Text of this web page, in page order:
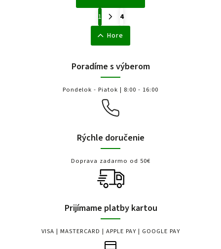
1
4
Hore
Poradíme s výberom
Pondelok - Piatok | 8:00 - 16:00
Rýchle doručenie
Doprava zadarmo od 50€
Prijímame platby kartou
VISA | MASTERCARD | APPLE PAY | GOOGLE PAY